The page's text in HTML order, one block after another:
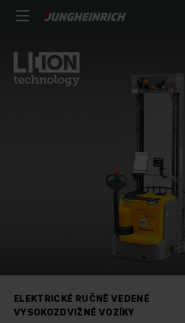
ELEKTRICKÉ RUČNĚ VEDENÉ
VYSOKOZDVIŽNÉ VOZÍKY